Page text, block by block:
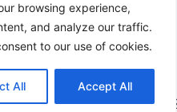
browsing experience,
and analyze our traffic.
to our use of cookies.
All Accept All
©